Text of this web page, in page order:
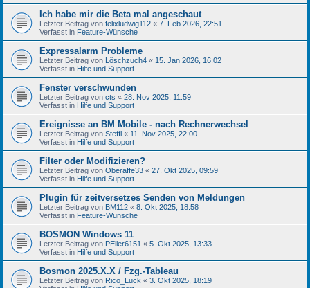
Ich habe mir die Beta mal angeschaut
Letzter Beitrag von felixludwig112 « 7. Feb 2026, 22:51
Verfasst in Feature-Wünsche
Expressalarm Probleme
Letzter Beitrag von Löschzuch4 « 15. Jan 2026, 16:02
Verfasst in Hilfe und Support
Fenster verschwunden
Letzter Beitrag von cts « 28. Nov 2025, 11:59
Verfasst in Hilfe und Support
Ereignisse an BM Mobile - nach Rechnerwechsel
Letzter Beitrag von Steffl « 11. Nov 2025, 22:00
Verfasst in Hilfe und Support
Filter oder Modifizieren?
Letzter Beitrag von Oberaffe33 « 27. Okt 2025, 09:59
Verfasst in Hilfe und Support
Plugin für zeitversetzes Senden von Meldungen
Letzter Beitrag von BM112 « 8. Okt 2025, 18:58
Verfasst in Feature-Wünsche
BOSMON Windows 11
Letzter Beitrag von PEller6151 « 5. Okt 2025, 13:33
Verfasst in Hilfe und Support
Bosmon 2025.X.X / Fzg.-Tableau
Letzter Beitrag von Rico_Luck « 3. Okt 2025, 18:19